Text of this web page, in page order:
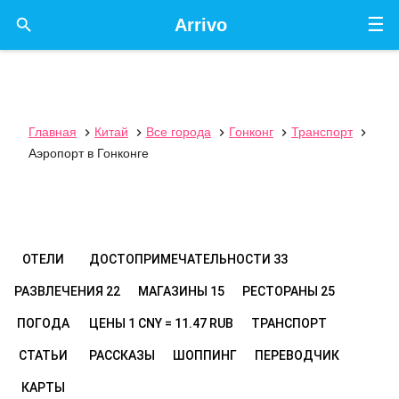
☰
Arrivo

Главная  Китай  Все города  Гонконг  Транспорт

Аэропорт в Гонконге
ОТЕЛИ ДОСТОПРИМЕЧАТЕЛЬНОСТИ 33
РАЗВЛЕЧЕНИЯ 22 МАГАЗИНЫ 15 РЕСТОРАНЫ 25
ПОГОДА ЦЕНЫ 1 CNY = 11.47 RUB ТРАНСПОРТ
СТАТЬИ РАССКАЗЫ ШОППИНГ ПЕРЕВОДЧИК
КАРТЫ